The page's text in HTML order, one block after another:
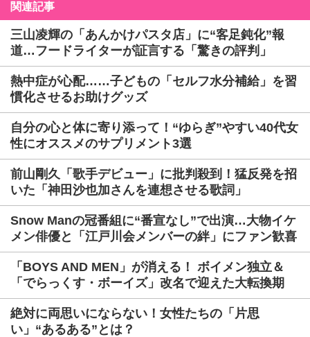
関連記事
三山凌輝の「あんかけパスタ店」に“客足鈍化”報
道…フードライターが証言する「驚きの評判」
熱中症が心配……子どもの「セルフ水分補給」を習
慣化させるお助けグッズ
自分の心と体に寄り添って！“ゆらぎ”やすい40代女
性にオススメのサプリメント3選
前山剛久「歌手デビュー」に批判殺到！猛反発を招
いた「神田沙也加さんを連想させる歌詞」
Snow Manの冠番組に“番宣なし”で出演…大物イケ
メン俳優と「江戸川会メンバーの絆」にファン歓喜
「BOYS AND MEN」が消える！ ボイメン独立＆
「でらっくす・ボーイズ」改名で迎えた大転換期
絶対に両思いにならない！女性たちの「片思
い」“あるある”とは？